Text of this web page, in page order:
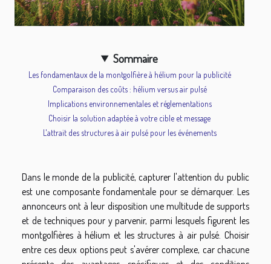
Sommaire
Les fondamentaux de la montgolfière à hélium pour la publicité
Comparaison des coûts : hélium versus air pulsé
Implications environnementales et réglementations
Choisir la solution adaptée à votre cible et message
L'attrait des structures à air pulsé pour les événements
Dans le monde de la publicité, capturer l'attention du public
est une composante fondamentale pour se démarquer. Les
annonceurs ont à leur disposition une multitude de supports
et de techniques pour y parvenir, parmi lesquels figurent les
montgolfières à hélium et les structures à air pulsé. Choisir
entre ces deux options peut s'avérer complexe, car chacune